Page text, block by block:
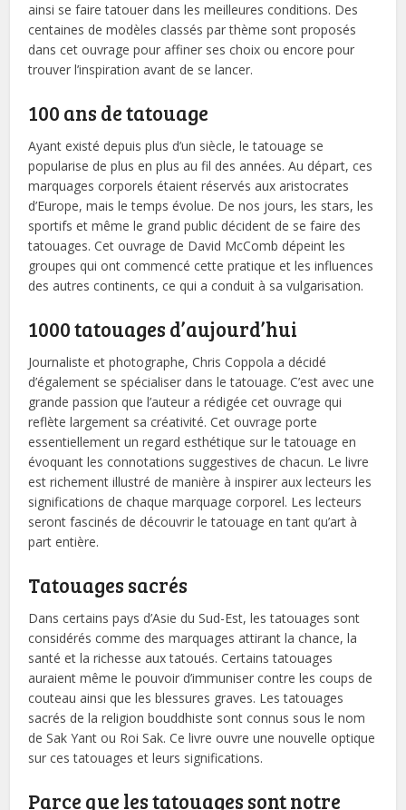
ainsi se faire tatouer dans les meilleures conditions. Des
centaines de modèles classés par thème sont proposés
dans cet ouvrage pour affiner ses choix ou encore pour
trouver l’inspiration avant de se lancer.
100 ans de tatouage
Ayant existé depuis plus d’un siècle, le tatouage se
popularise de plus en plus au fil des années. Au départ, ces
marquages corporels étaient réservés aux aristocrates
d’Europe, mais le temps évolue. De nos jours, les stars, les
sportifs et même le grand public décident de se faire des
tatouages. Cet ouvrage de David McComb dépeint les
groupes qui ont commencé cette pratique et les influences
des autres continents, ce qui a conduit à sa vulgarisation.
1000 tatouages d’aujourd’hui
Journaliste et photographe, Chris Coppola a décidé
d’également se spécialiser dans le tatouage. C’est avec une
grande passion que l’auteur a rédigée cet ouvrage qui
reflète largement sa créativité. Cet ouvrage porte
essentiellement un regard esthétique sur le tatouage en
évoquant les connotations suggestives de chacun. Le livre
est richement illustré de manière à inspirer aux lecteurs les
significations de chaque marquage corporel. Les lecteurs
seront fascinés de découvrir le tatouage en tant qu’art à
part entière.
Tatouages sacrés
Dans certains pays d’Asie du Sud-Est, les tatouages sont
considérés comme des marquages attirant la chance, la
santé et la richesse aux tatoués. Certains tatouages
auraient même le pouvoir d’immuniser contre les coups de
couteau ainsi que les blessures graves. Les tatouages
sacrés de la religion bouddhiste sont connus sous le nom
de Sak Yant ou Roi Sak. Ce livre ouvre une nouvelle optique
sur ces tatouages et leurs significations.
Parce que les tatouages sont notre